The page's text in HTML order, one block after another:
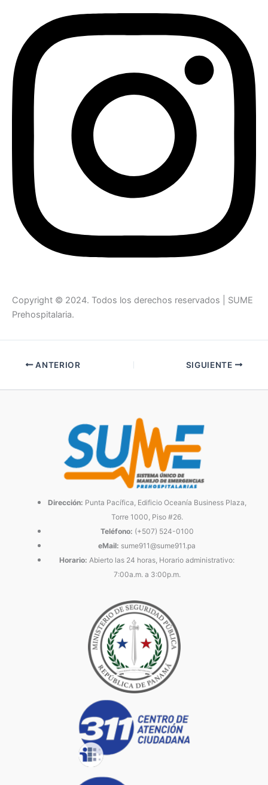
Copyright © 2024. Todos los derechos reservados | SUME
Prehospitalaria.
ANTERIOR SIGUIENTE
Dirección: Punta Pacífica, Edificio Oceanía Business Plaza,
Torre 1000, Piso #26.
Teléfono: (+507) 524-0100
eMail: sume911@sume911.pa
Horario: Abierto las 24 horas, Horario administrativo:
7:00a.m. a 3:00p.m.